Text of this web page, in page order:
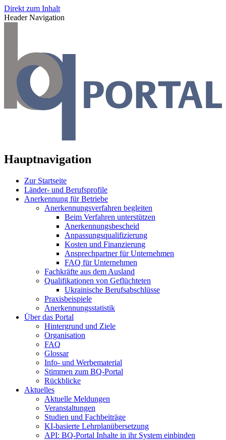
Direkt zum Inhalt
Header Navigation
Hauptnavigation
Zur Startseite
Länder- und Berufsprofile
Anerkennung für Betriebe
Anerkennungsverfahren begleiten
Beim Verfahren unterstützen
Anerkennungsbescheid
Anpassungsqualifizierung
Kosten und Finanzierung
Ansprechpartner für Unternehmen
FAQ für Unternehmen
Fachkräfte aus dem Ausland
Qualifikationen von Geflüchteten
Ukrainische Berufsabschlüsse
Praxisbeispiele
Anerkennungsstatistik
Über das Portal
Hintergrund und Ziele
Organisation
FAQ
Glossar
Info- und Werbematerial
Stimmen zum BQ-Portal
Rückblicke
Aktuelles
Aktuelle Meldungen
Veranstaltungen
Studien und Fachbeiträge
KI-basierte Lehrplanübersetzung
API: BQ-Portal Inhalte in ihr System einbinden